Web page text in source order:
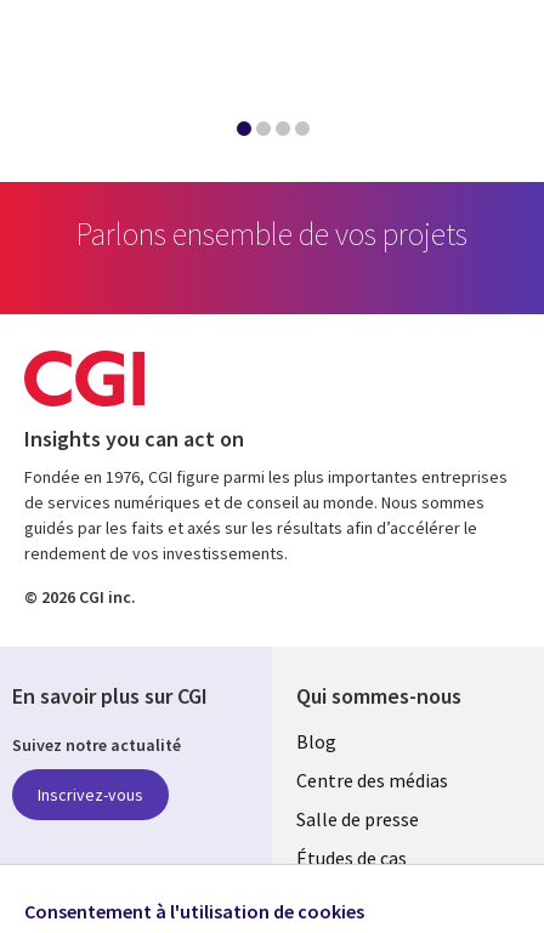
Parlons ensemble de vos projets
Insights you can act on
Fondée en 1976, CGI figure parmi les plus importantes entreprises
de services numériques et de conseil au monde. Nous sommes
guidés par les faits et axés sur les résultats afin d’accélérer le
rendement de vos investissements.
© 2026 CGI inc.
Qui sommes-nous
Useful
links
LUXEMBOURG
Blog
Centre des médias
Salle de presse
Études de cas
En savoir plus sur CGI
Suivez notre actualité
Inscrivez-vous
réseaux
Consentement à l'utilisation de cookies